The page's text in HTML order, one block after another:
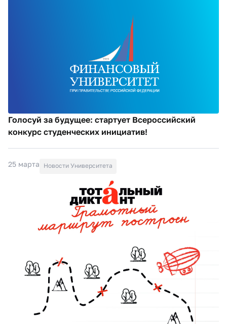
Голосуй за будущее: стартует Всероссийский
конкурс студенческих инициатив!
25 марта Новости Университета